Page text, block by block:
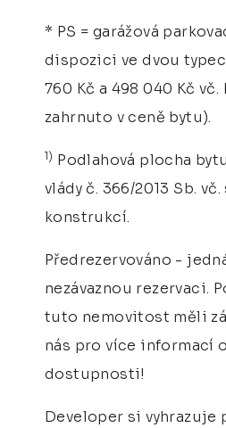
* PS = garážová
dispozici ve dvou
760 Kč a 498 040 Kč vč.
zahrnuto v ceně bytu).
1) Podlahová plocha
vlády č. 366/2013 Sb.
konstrukcí.
Předrezervováno -
nezávaznou rezervaci.
tuto nemovitost měli
nás pro více informací
dostupnosti!
Developer si vyhrazuje